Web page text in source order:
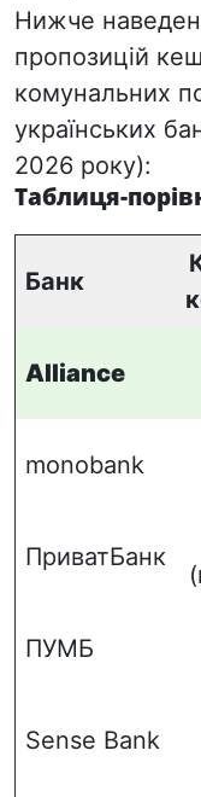
Нижче
пропозицій
комунальних
українських
2026 року):
Таблиця-
Банк
Alliance
monobank
ПриватБанк
ПУМБ
Sense Bank